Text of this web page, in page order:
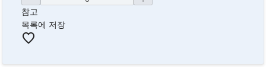
참고
목록에 저장